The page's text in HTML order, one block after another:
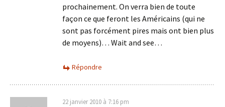
prochainement. On verra bien de toute
façon ce que feront les Américains (qui ne
sont pas forcément pires mais ont bien plus
de moyens)… Wait and see…
Répondre
22 janvier 2010 à 7:16 pm